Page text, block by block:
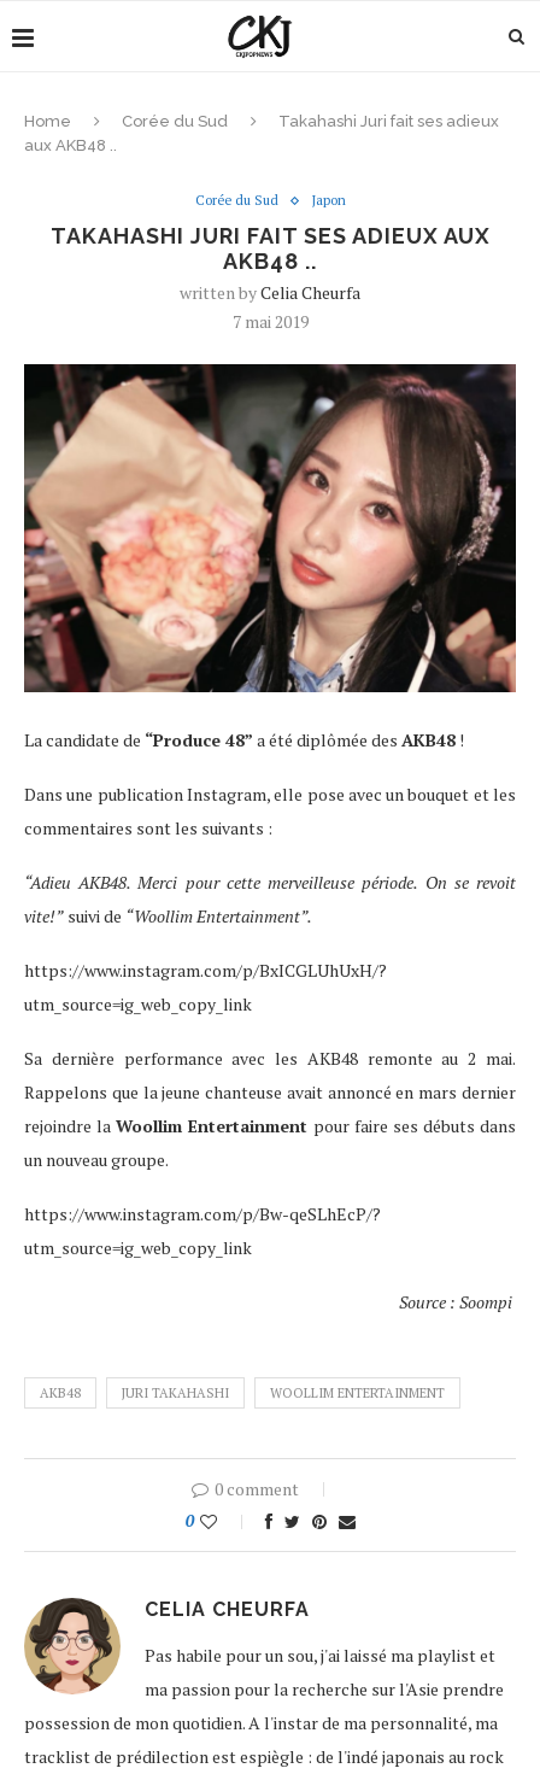
Home Corée du Sud
Takahashi Juri fait ses adieux
aux AKB48 ..
Corée du Sud Japon
TAKAHASHI JURI FAIT SES ADIEUX AUX
AKB48 ..
written byCelia Cheurfa
7 mai 2019
La candidate de “Produce 48” a été diplômée des AKB48 !
Dans une publication Instagram, elle pose avec un bouquet et les
commentaires sont les suivants :
“Adieu AKB48. Merci pour cette merveilleuse période. On se revoit
vite!” suivi de “Woollim Entertainment”.
https://www.instagram.com/p/BxICGLUhUxH/?
utm_source=ig_web_copy_link
Sa dernière performance avec les AKB48 remonte au 2 mai.
Rappelons que la jeune chanteuse avait annoncé en mars dernier
rejoindre laWoollim Entertainment pour faire ses débuts dans
un nouveau groupe.
https://www.instagram.com/p/Bw-qeSLhEcP/?
utm_source=ig_web_copy_link
Source : Soompi
AKB48 JURI TAKAHASHI WOOLLIM ENTERTAINMENT
0 comment
0
CELIA CHEURFA
Pas habile pour un sou, j'ai laissé ma playlist et
ma passion pour la recherche sur l'Asie prendre
possession de mon quotidien. A l'instar de ma personnalité, ma
tracklist de prédilection est espiègle : de l'indé japonais au rock